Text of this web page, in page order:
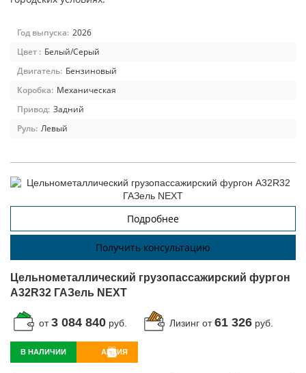
Год выпуска: 2026
Цвет : Белый/Серый
Двигатель: Бензиновый
Коробка: Механическая
Привод: Задний
Руль: Левый
Подробнее
Получить консультацию
Цельнометаллический грузопассажирский фургон
A32R32 ГАЗель NEXT
от3 084 840 руб. Лизинг от61 326 руб.
В НАЛИЧИИ АКЦИЯ